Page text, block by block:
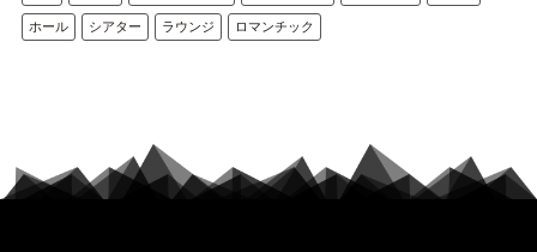
ホール シアター ラウンジ ロマンチック